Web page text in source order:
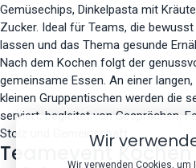
Gemüsechips, Dinkelpasta mit
Zucker. Ideal für Teams, die
lassen und das Thema gesunde
Nach dem Kochen folgt der
gemeinsame Essen. An einer
kleinen Gruppentischen werden die
serviert, begleitet von Gesprächen,
Stolz und Gemeinschaft.
Teamevent
Wir
Wir verwenden Cookies, um